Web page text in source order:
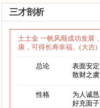
三才剖析
土土金 一帆风顺成功发展
康，可得长寿幸福。(大吉)
总论
表面安
散财之
性格
为人诚
好充面